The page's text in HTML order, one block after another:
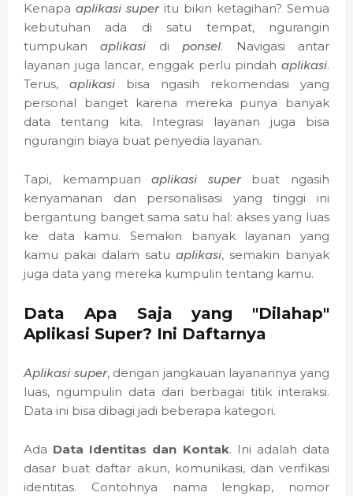
Kenapa aplikasi superitu bikin ketagihan? Semua
kebutuhan ada di satu tempat, ngurangin
tumpukanaplikasi diponsel. Navigasi antar
layanan juga lancar, enggak perlu pindah aplikasi.
Terus, aplikasi bisa ngasih rekomendasi yang
personal banget karena mereka punya banyak
data tentang kita. Integrasi layanan juga bisa
ngurangin biaya buat penyedia layanan.
Tapi, kemampuanaplikasi superbuat ngasih
kenyamanan dan personalisasi yang tinggi ini
bergantung banget sama satu hal: akses yang luas
ke data kamu. Semakin banyak layanan yang
kamu pakai dalam satu aplikasi, semakin banyak
juga data yang mereka kumpulin tentang kamu.
Data Apa Saja yang "Dilahap"
Aplikasi Super? Ini Daftarnya
Aplikasi super, dengan jangkauan layanannya yang
luas, ngumpulin data dari berbagai titik interaksi.
Data ini bisa dibagi jadi beberapa kategori.
Ada Data Identitas dan Kontak. Ini adalah data
dasar buat daftar akun, komunikasi, dan verifikasi
identitas. Contohnya nama lengkap, nomor